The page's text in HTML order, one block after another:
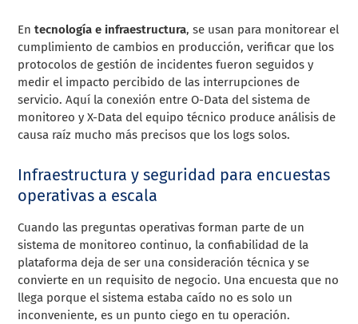
Entecnología e infraestructura, se usan para monitorear el
cumplimiento de cambios en producción, verificar que los
protocolos de gestión de incidentes fueron seguidos y
medir el impacto percibido de las interrupciones de
servicio. Aquí la conexión entre O-Data del sistema de
monitoreo y X-Data del equipo técnico produce análisis de
causa raíz mucho más precisos que los logs solos.
Infraestructura y seguridad para encuestas
operativas a escala
Cuando las preguntas operativas forman parte de un
sistema de monitoreo continuo, la confiabilidad de la
plataforma deja de ser una consideración técnica y se
convierte en un requisito de negocio. Una encuesta que no
llega porque el sistema estaba caído no es solo un
inconveniente, es un punto ciego en tu operación.